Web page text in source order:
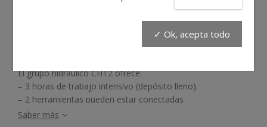
El grupo hidráulico de gasolina CHT2 dispone de dos
conectores hidráulicos y permite el uso alternativo de dos
El grupo hidráulico CHT2 ofrece:
– 3 horas de trabajo intensivo (depósito lleno).
– 2 herramientas pueden estar conectadas
permanentemente pero funcionar por separado.
Saber más
✓ Ok, acepta todo